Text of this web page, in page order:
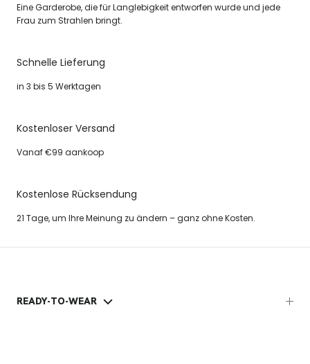
Eine Garderobe, die für Langlebigkeit entworfen wurde und jede
Frau zum Strahlen bringt.
Schnelle Lieferung
in 3 bis 5 Werktagen
Kostenloser Versand
Vanaf €99 aankoop
Kostenlose Rücksendung
21 Tage, um Ihre Meinung zu ändern – ganz ohne Kosten.
READY-TO-WEAR